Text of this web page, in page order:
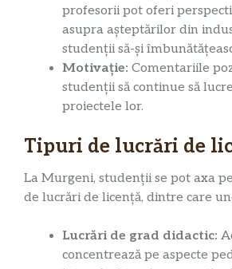
profesorii pot oferi
asupra așteptărilor din
studenții să-și
Motivație: Comentariile
studenții să continue să
proiectele lor.
Tipuri de lucrări de
La Murgeni, studenții se pot axa
de lucrări de licență, dintre care
Lucrări de grad didactic:
concentrează pe aspecte